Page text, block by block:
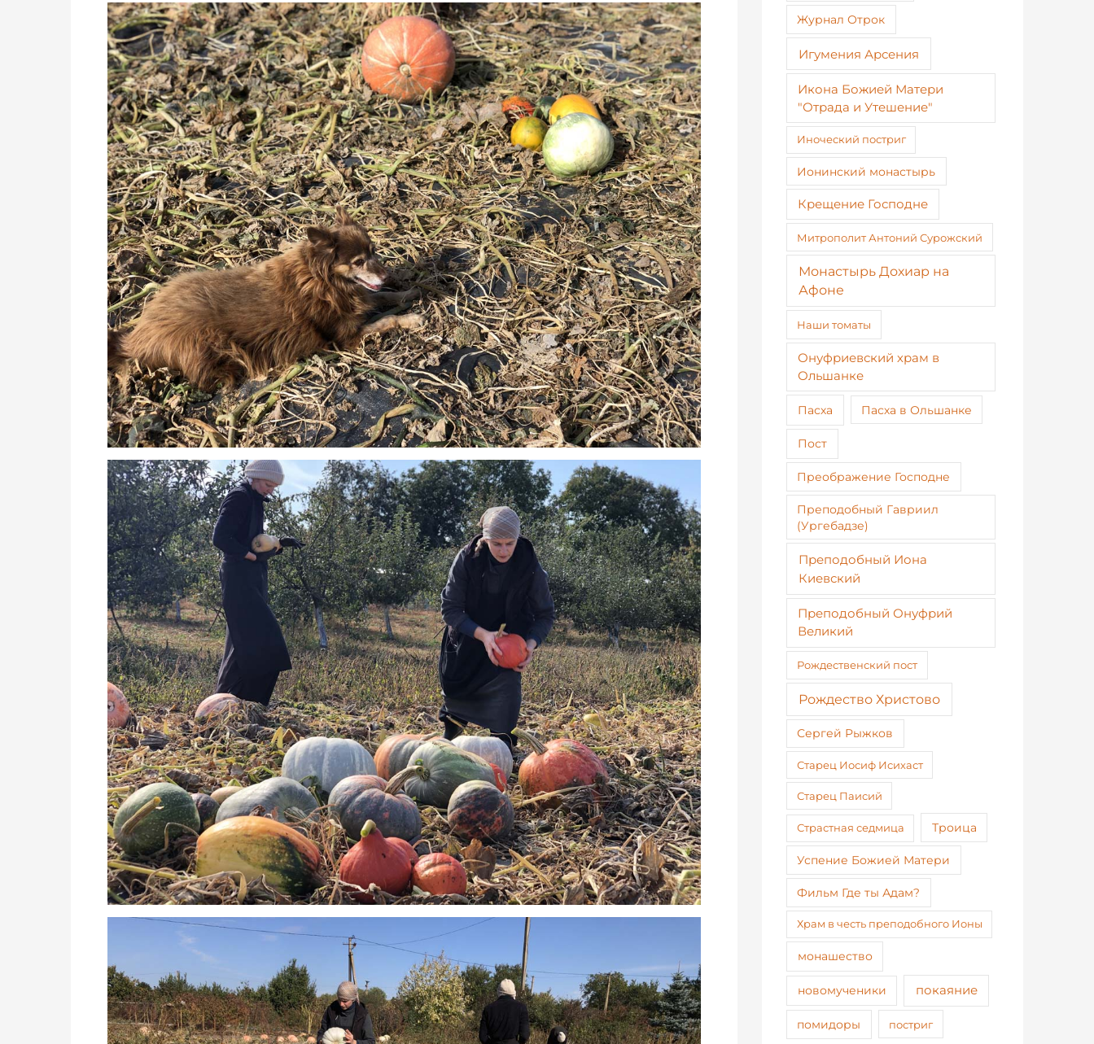
Журнал Отрок
Игумения Арсения
Икона Божией Матери
"Отрада и Утешение"
Иноческий постриг
Ионинский монастырь
Крещение Господне
Митрополит Антоний Сурожский
Монастырь Дохиар на
Афоне
Наши томаты
Онуфриевский храм в
Ольшанке
Пасха Пасха в Ольшанке
Пост
Преображение Господне
Преподобный Гавриил
(Ургебадзе)
Преподобный Иона
Киевский
Преподобный Онуфрий
Великий
Рождественский пост
Рождество Христово
Сергей Рыжков
Старец Иосиф Исихаст
Старец Паисий
Страстная седмица Троица
Успение Божией Матери
Фильм Где ты Адам?
Храм в честь преподобного Ионы
монашество
новомученики покаяние
помидоры постриг